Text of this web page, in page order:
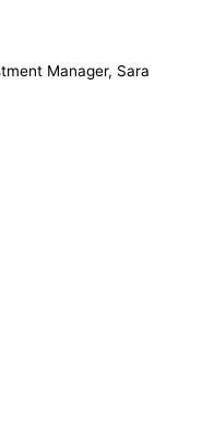
Manager, Sara